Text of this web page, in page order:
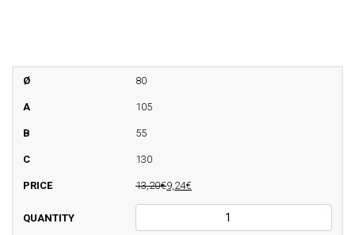
80
105
55
130
13,20€9,24€
murale